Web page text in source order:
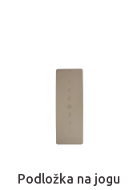
Podložka na jogu